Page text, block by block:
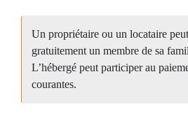
Un propriétaire ou un locataire
gratuitement un membre de sa
L’hébergé peut participer au
courantes.
trésorerie
hypothécaire